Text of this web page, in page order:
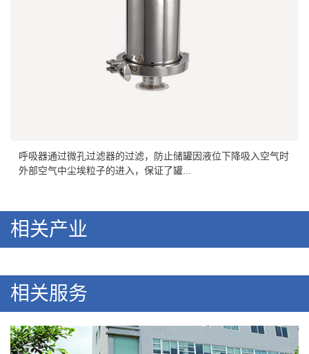
呼吸器通过微孔过滤器的过滤，防止储罐因液位下降吸入空气时
外部空气中尘埃粒子的进入，保证了罐...
相关产业
相关服务